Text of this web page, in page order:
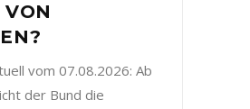
vom 07.08.2026: Ab
der Bund die